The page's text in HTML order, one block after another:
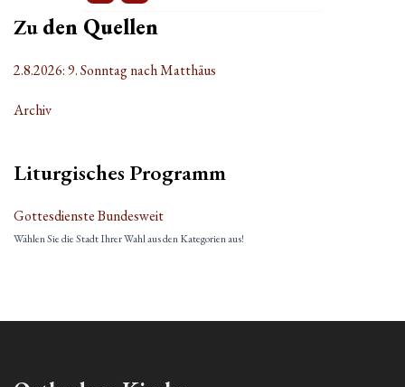
Zuden Quellen
2.8.2026: 9. Sonntag nach Matthäus
Archiv
Liturgisches Programm
Gottesdienste Bundesweit
Wählen Sie die Stadt Ihrer Wahl aus den Kategorien aus!